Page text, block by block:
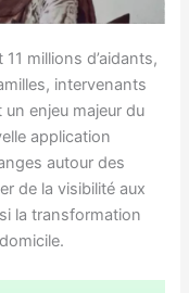
millions d’aidants,
intervenants
un enjeu majeur du
application
autour des
de la visibilité aux
la transformation